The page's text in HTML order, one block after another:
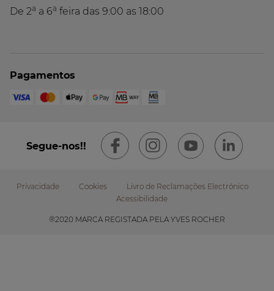
De 2a a 6a feira das 9:00 as 18:00
Pagamentos
Segue-nos!!
Footer
Privacidade Cookies
Livro de Reclamações Electrónico
Acessibilidade
®2020 MARCA REGISTADA PELA YVES ROCHER